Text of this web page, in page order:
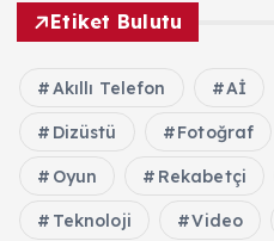
Etiket Bulutu
Akıllı Telefon Aİ
Dizüstü Fotoğraf
Oyun Rekabetçi
Teknoloji Video